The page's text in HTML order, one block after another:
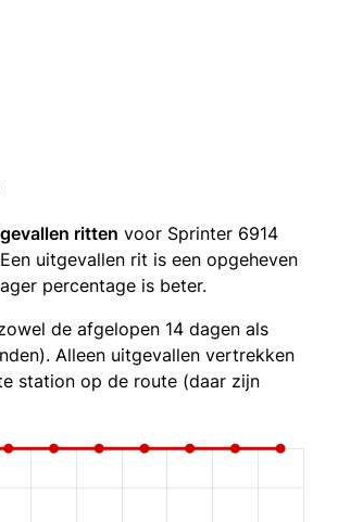
ritten voor Sprinter 6914
uitgevallen rit is een opgeheven
percentage is beter.
de afgelopen 14 dagen als
Alleen uitgevallen vertrekken
station op de route (daar zijn